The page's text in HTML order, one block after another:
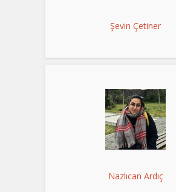
Şevin Çetiner
Nazlıcan Ardıç